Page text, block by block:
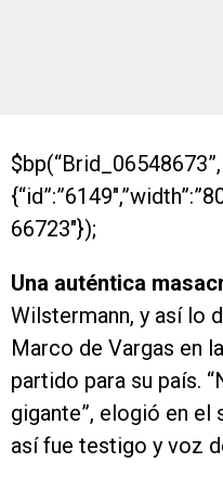
$bp(“Brid_06548673”,
66723″});
Una auténtica
Wilstermann, y así lo
Marco de Vargas en
partido para su país.
gigante”, elogió en el
así fue testigo y voz